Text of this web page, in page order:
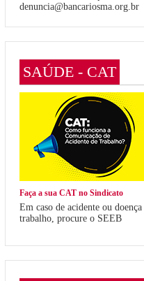
denuncia@bancariosma.org.br
SAÚDE - CAT
Faça a sua CAT no Sindicato
Em caso de acidente ou
trabalho, procure o SEEB